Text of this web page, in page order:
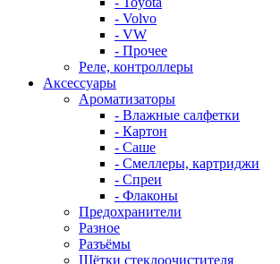
- Volvo
- VW
- Прочее
Реле, контроллеры
Аксессуары
Ароматизаторы
- Влажные салфетки
- Картон
- Саше
- Смеллеры, картриджи
- Спреи
- Флаконы
Предохранители
Разное
Разъёмы
Щётки стеклоочистителя